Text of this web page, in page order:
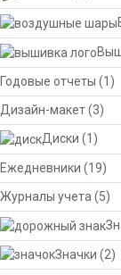
Годовые отчеты (1)
Дизайн-макет(3)
Диски (1)
Ежедневники (19)
Журналы учета (5)
Значки (2)